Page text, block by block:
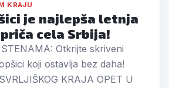
KRAJU
je najlepša letnja
cela Srbija!
Otkrijte skriveni
koji ostavlja bez daha!
KRAJA OPET U